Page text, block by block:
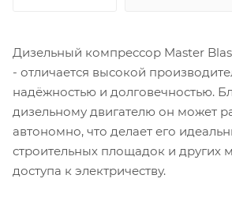
Дизельный компрессор Master
- отличается высокой
надёжностью и долговечностью.
дизельному двигателю он может
автономно, что делает его
строительных площадок и других
доступа к электричеству.